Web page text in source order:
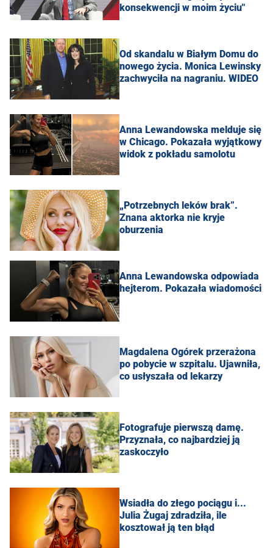
konsekwencji w moim życiu"
Od skandalu w Białym Domu do
nowego życia. Monica Lewinsky
zachwyciła na nagraniu. WIDEO
Anna Lewandowska melduje się
w Chicago. Pokazała wyjątkowy
widok z pokładu samolotu
„Potrzebnych leków brak”.
Znana aktorka nie kryje
oburzenia
Anna Lewandowska odpowiada
hejterom. Pokazała wiadomości
Magdalena Ogórek przerażona
po pobycie w szpitalu. Ujawniła,
co usłyszała od lekarzy
Fotografuje pierwszą damę.
Przyznała, co najbardziej ją
zaskoczyło
Wsiadła do złego pociągu i...
Julia Żugaj zdradziła, ile
kosztował ją ten błąd